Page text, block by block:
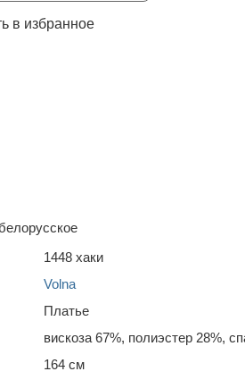
в избранное
1448 хаки
Volna
Платье
вискоза 67%, полиэстер 28%,
164 см